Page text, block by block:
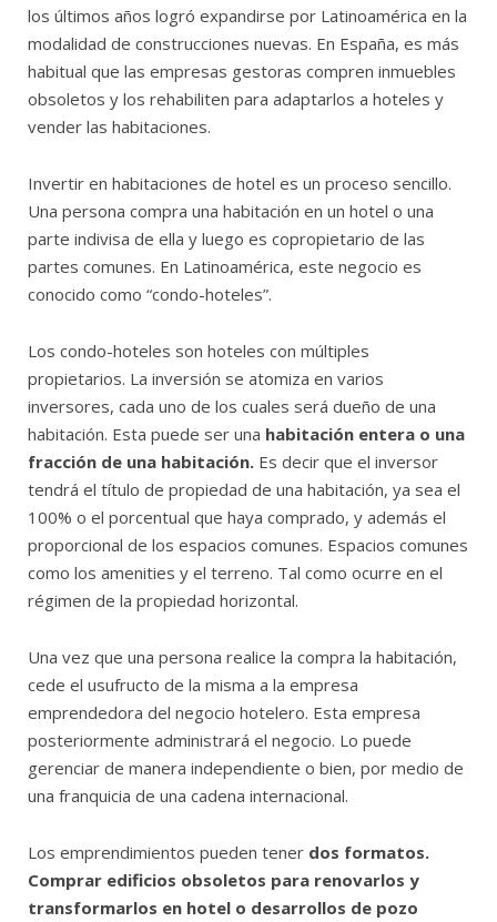
los últimos años logró expandirse por Latinoamérica en la
modalidad de construcciones nuevas. En España, es más
habitual que las empresas gestoras compren inmuebles
obsoletos y los rehabiliten para adaptarlos a hoteles y
vender las habitaciones.
Invertir en habitaciones de hotel es un proceso sencillo.
Una persona compra una habitación en un hotel o una
parte indivisa de ella y luego es copropietario de las
partes comunes. En Latinoamérica, este negocio es
conocido como “condo-hoteles”.
Los condo-hoteles son hoteles con múltiples
propietarios. La inversión se atomiza en varios
inversores, cada uno de los cuales será dueño de una
habitación. Esta puede ser una habitación entera o una
fracción de una habitación. Es decir que el inversor
tendrá el título de propiedad de una habitación, ya sea el
100% o el porcentual que haya comprado, y además el
proporcional de los espacios comunes. Espacios comunes
como los amenities y el terreno. Tal como ocurre en el
régimen de la propiedad horizontal.
Una vez que una persona realice la compra la habitación,
cede el usufructo de la misma a la empresa
emprendedora del negocio hotelero. Esta empresa
posteriormente administrará el negocio. Lo puede
gerenciar de manera independiente o bien, por medio de
una franquicia de una cadena internacional.
Los emprendimientos pueden tener dos formatos.
Comprar edificios obsoletos para renovarlos y
transformarlos en hotel o desarrollos de pozo